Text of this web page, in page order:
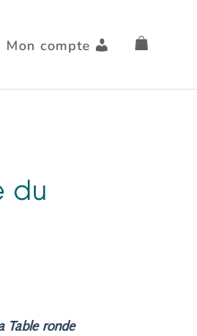
Mon compte
du
Table ronde